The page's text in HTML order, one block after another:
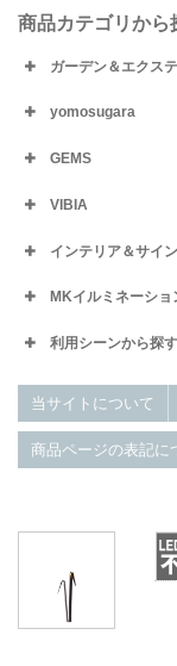
商品カテゴリから
ガーデン＆エクス
yomosugara
GEMS
VIBIA
インテリア＆サイン
MKイルミネーショ
利用シーンから探す
当サイトについて
商品ページの表記に